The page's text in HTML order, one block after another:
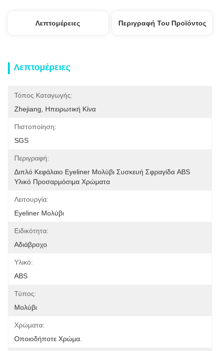
Λεπτομέρειες Περιγραφή Του Προϊόντος
Λεπτομέρειες
Τόπος Καταγωγής:
Zhejiang, Ηπειρωτική Κίνα
Πιστοποίηση:
SGS
Περιγραφή:
Διπλό Κεφάλαιο Eyeliner Μολύβι Συσκευή Σφραγίδα ABS
Υλικό Προσαρμόσιμα Χρώματα
Λειτουργία:
Eyeliner Μολύβι
Ειδικότητα:
Αδιάβροχο
Υλικό:
ABS
Τύπος:
Μολύβι
Χρώματα:
Οποιοδήποτε Χρώμα.